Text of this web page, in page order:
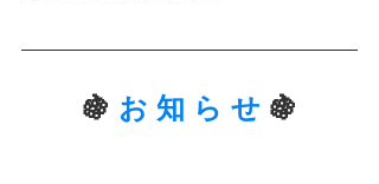
🍇 お 知 ら せ 🍇